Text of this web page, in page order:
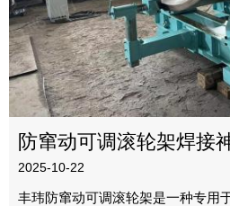
防窜动可调滚轮架焊接
2025-10-22
丰玮防窜动可调滚轮架是一种专用